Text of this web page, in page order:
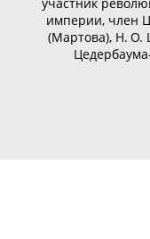
империи, член
(Мартова), Н. О.